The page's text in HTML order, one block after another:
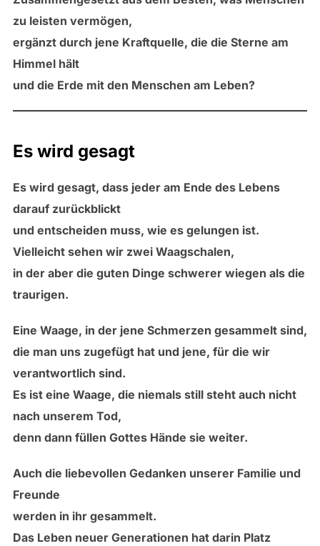
zu leisten vermögen,
ergänzt durch jene Kraftquelle, die die Sterne am
Himmel hält
und die Erde mit den Menschen am Leben?
Es wird gesagt
Es wird gesagt, dass jeder am Ende des Lebens
darauf zurückblickt
und entscheiden muss, wie es gelungen ist.
Vielleicht sehen wir zwei Waagschalen,
in der aber die guten Dinge schwerer wiegen als die
traurigen.
Eine Waage, in der jene Schmerzen gesammelt sind,
die man uns zugefügt hat und jene, für die wir
verantwortlich sind.
Es ist eine Waage, die niemals still steht auch nicht
nach unserem Tod,
denn dann füllen Gottes Hände sie weiter.
Auch die liebevollen Gedanken unserer Familie und
Freunde
werden in ihr gesammelt.
Das Leben neuer Generationen hat darin Platz